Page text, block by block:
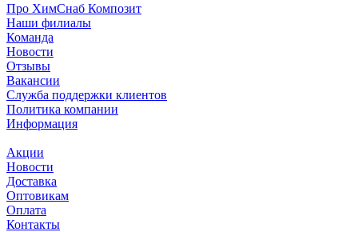
Про ХимСнаб Композит
Наши филиалы
Команда
Новости
Отзывы
Вакансии
Служба поддержки клиентов
Политика компании
Информация
Акции
Новости
Доставка
Оптовикам
Оплата
Контакты